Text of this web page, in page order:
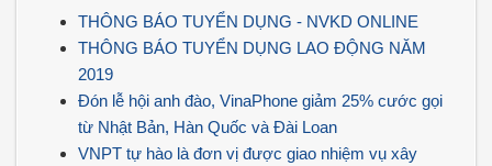
THÔNG BÁO TUYỂN DỤNG - NVKD ONLINE
THÔNG BÁO TUYỂN DỤNG LAO ĐỘNG NĂM
2019
Đón lễ hội anh đào, VinaPhone giảm 25% cước gọi
từ Nhật Bản, Hàn Quốc và Đài Loan
VNPT tự hào là đơn vị được giao nhiệm vụ xây